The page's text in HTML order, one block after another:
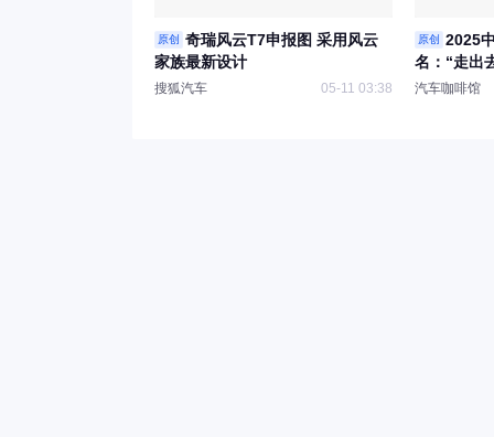
原创
奇瑞风云T7申报图 采用风云
家族最新设计
搜狐汽车 05-11 03:38
原创
2025
名：“走出
道
汽车咖啡馆